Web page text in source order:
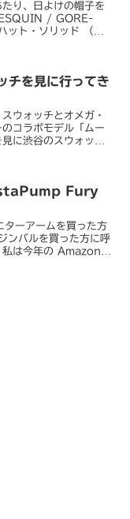
り、日よけの帽子を
/ GORE-
ット・ソリッド （墨
チを見に行ってき
ウォッチとオメガ・
コラボモデル「ムー
に渋谷のスウォッチ
Fury
ーアームを買った方
ンバルを買った方に呼
私は今年の Amazon